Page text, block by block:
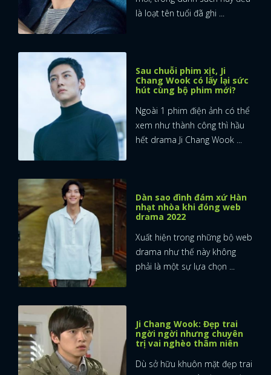
là loạt tên tuổi đã ghi ...
Sau chuỗi phim xịt, Ji
Chang Wook có lấy lại sức
hút cùng bộ phim mới?
Ngoài 1 phim điện ảnh có thể
xem như thành công thì hầu
hết drama Ji Chang Wook ...
Dàn sao đình đám xứ Hàn
nhạt nhòa khi đóng web
drama 2022
Xuất hiện trong những bộ web
drama như thế này không
phải là một sự lựa chọn ...
Ji Chang Wook: Đẹp trai
ngời ngời nhưng chuyên
trị vai nghèo thâm niên
Dù sở hữu khuôn mặt đẹp trai